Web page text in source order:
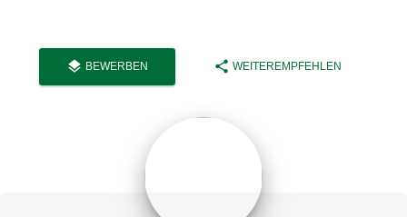
layers BEWERBEN share WEITEREMPFEHLEN